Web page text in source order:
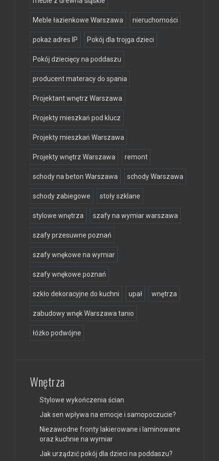
Meble łazienkowe Warszawa nieruchomości
pokaż adres IP Pokój dla trojga dzieci
Pokój dziecięcy na poddaszu
producent materacy do spania
Projektant wnętrz Warszawa
Projekty mieszkań pod klucz
Projekty mieszkań Warszawa
Projekty wnętrz Warszawa remont
schody na beton Warszawa schody Warszawa
schody zabiegowe stoły szklane
stylowe wnętrza szafy na wymiar warszawa
szafy przesuwne poznań
szafy wnękowe na wymiar
szafy wnękowe poznań
szkło dekoracyjne do kuchni upał wnętrza
zabudowy wnęk Warszawa tanio
łóżko podwójne
Wnętrza
Stylowe wykończenia ścian
Jak sen wpływa na emocje i samopoczucie?
Niezawodne fronty lakierowane i laminowane
oraz kuchnie na wymiar
Jak urządzić pokój dla dzieci na poddaszu?